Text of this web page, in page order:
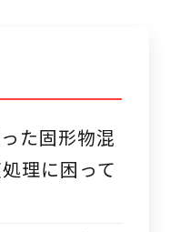
た固形物混
理に困って